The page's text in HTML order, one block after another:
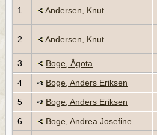
1 Andersen, Knut
2 Andersen, Knut
3 Boge, Ågota
4
Boge, Anders Eriksen
5
Boge, Anders Eriksen
6
Boge, Andrea Josefine